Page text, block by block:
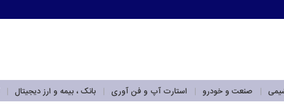
صنعت و خودرو استارت آپ و فن آوری بانک ، بیمه و ارز دیجیتال